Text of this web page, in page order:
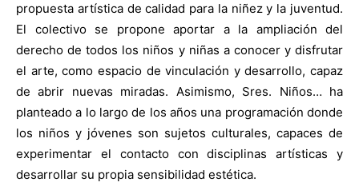
propuesta artística de calidad para la niñez y la juventud.
El colectivo se propone aportar a la ampliación del
derecho de todos los niños y niñas a conocer y disfrutar
el arte, como espacio de vinculación y desarrollo, capaz
de abrir nuevas miradas. Asimismo, Sres. Niños… ha
planteado a lo largo de los años una programación donde
los niños y jóvenes son sujetos culturales, capaces de
experimentar el contacto con disciplinas artísticas y
desarrollar su propia sensibilidad estética.